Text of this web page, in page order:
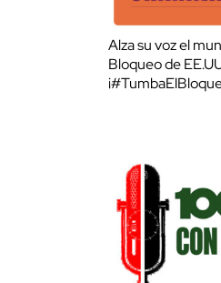
Alza su voz el
Bloqueo de